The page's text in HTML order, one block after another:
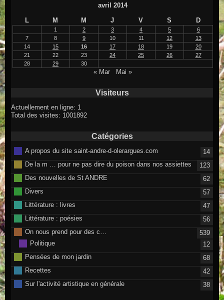
avril 2014
L
M M J V S D
1 2 3 4 5
6
7
8 9 10 11 12
13
14
15 16 17 18 19
20
21
22 23 24 25 26
27
28
29 30
« Mar Mai »
Visiteurs
Actuellement en ligne: 1
Total des visites: 1001892
Catégories
A propos du site saint-andre-d-olerargues.com
14
De la m … pour ne pas dire du poison dans nos assiettes
123
Des nouvelles de St ANDRE
62
Divers
57
Littérature : livres
47
Littérature : poésies
56
On nous prend pour des c…
539
Politique
12
Pensées de mon jardin
68
Recettes
42
Sur l'activité artistique en générale
38